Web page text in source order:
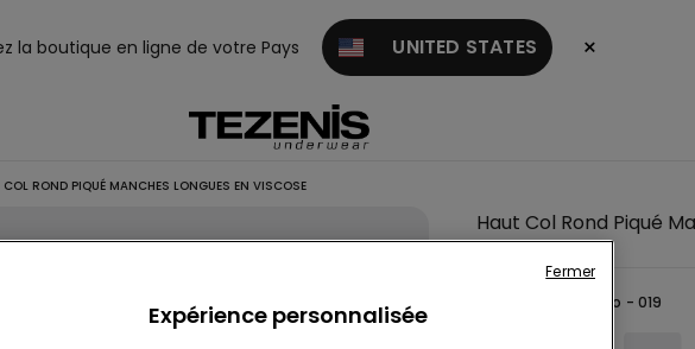
la boutique en ligne de votre Pays UNITED STATES ×
COL ROND PIQUÉ MANCHES LONGUES EN VISCOSE
Haut Col Rond Piqué
Nero - 019
Expérience personnalisée
Fermer